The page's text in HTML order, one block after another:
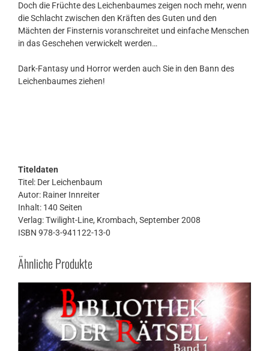
Doch die Früchte des Leichenbaumes zeigen noch mehr, wenn
die Schlacht zwischen den Kräften des Guten und den
Mächten der Finsternis voranschreitet und einfache Menschen
in das Geschehen verwickelt werden…
Dark-Fantasy und Horror werden auch Sie in den Bann des
Leichenbaumes ziehen!
Titeldaten
Titel: Der Leichenbaum
Autor: Rainer Innreiter
Inhalt: 140 Seiten
Verlag: Twilight-Line, Krombach, September 2008
ISBN 978-3-941122-13-0
Ähnliche Produkte